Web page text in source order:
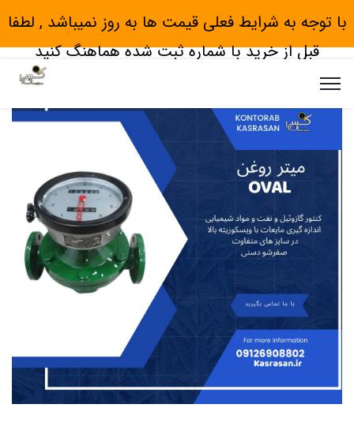
با توجه به شرایط فعلی قیمت ها به روز نمیباشد , لطفا
قبل از خرید با شماره ثبت شده هماهنگ کنید